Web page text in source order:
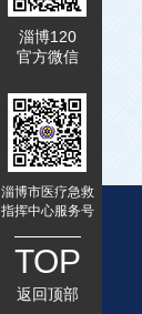
淄博120
官方微信
淄博市医疗急救
指挥中心服务号
TOP
返回顶部